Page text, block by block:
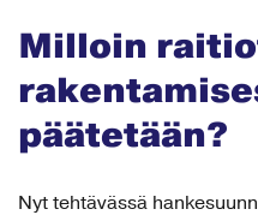
Milloin
päätetään?
Nyt tehtävässä